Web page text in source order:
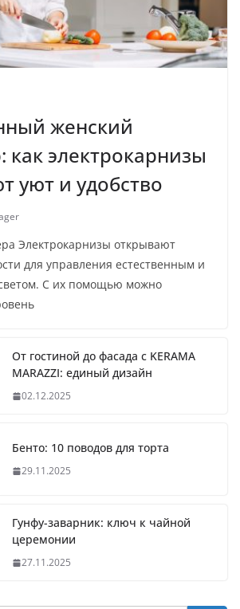
женский
как электрокарнизы
уют и удобство
Электрокарнизы открывают
для управления естественным и
С их помощью можно
От гостиной до фасада с KERAMA
MARAZZI: единый дизайн
02.12.2025
Бенто: 10 поводов для торта
29.11.2025
Гунфу-заварник: ключ к чайной
церемонии
27.11.2025